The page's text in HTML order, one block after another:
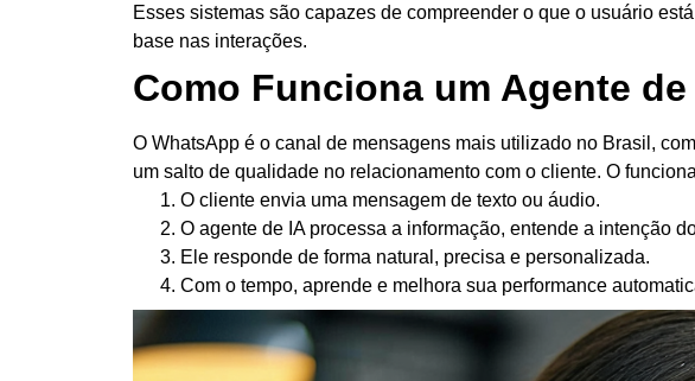
Esses sistemas são capazes de compreender o que o usuário
base nas interações.
Como Funciona um Agente
O WhatsApp é o canal de mensagens mais utilizado no Brasil,
um salto de qualidade no relacionamento com o cliente. O
O cliente envia uma mensagem de texto ou áudio.
O agente de IA processa a informação, entende a intenção
Ele responde de forma natural, precisa e personalizada.
Com o tempo, aprende e melhora sua performance